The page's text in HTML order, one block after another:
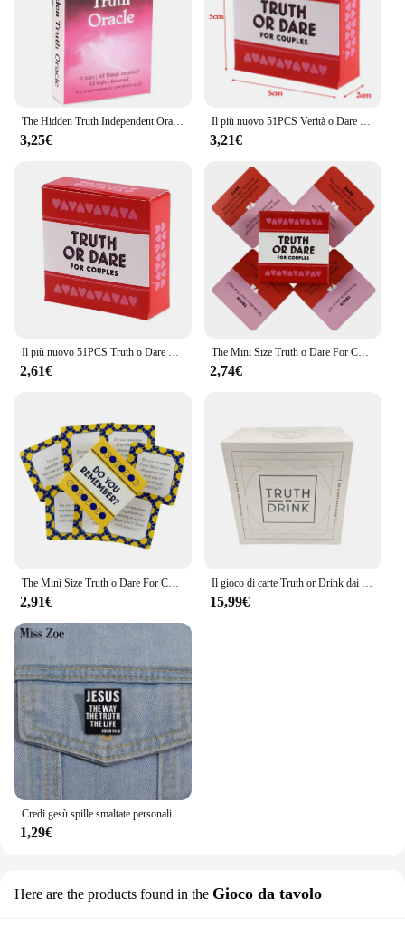
The Hidden Truth Independent Oracle Cards Multiplayer Party Fortune Telling gioco da tavolo profezie mazzo di tarocchi con E-Guide Book
3,25€
Il più nuovo 51PCS Verità o Dare per coppie Giochi di carte Amanti Gioco da tavolo Fornitura Versione inglese Gioco da tavolo
3,21€
Il più nuovo 51PCS Truth o Dare per le coppie giochi di carte Lovers fornitura di giochi da tavolo versione inglese gioco da tavolo
2,61€
The Mini Size Truth o Dare For Couples Drinking Cards A 50 divinazione inglese Fate Deck Borad Party Games
2,74€
The Mini Size Truth o Dare For Couples Drinking Cards English Charades Family Time ti ricordi Deck Borad Party Games
2,91€
Il gioco di carte Truth or Drink dai 21 anni in su per 3 ai 8 giocatori
15,99€
Credi gesù spille smaltate personalizzate gesù la via la verità la vita spille distintivi risvolto gioielli regalo per gli amici
1,29€
Here are the products found in the Gioco da tavolo